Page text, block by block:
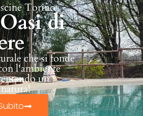
Torino
di
che si fonde
l'ambiente
un